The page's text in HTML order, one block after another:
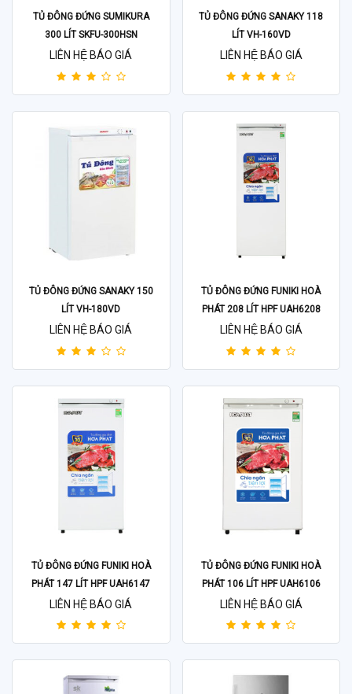
TỦ ĐÔNG ĐỨNG SUMIKURA
300 LÍT SKFU-300HSN
LIÊN HỆ BÁO GIÁ
TỦ ĐÔNG ĐỨNG SANAKY 118
LÍT VH-160VD
LIÊN HỆ BÁO GIÁ
TỦ ĐÔNG ĐỨNG SANAKY 150
LÍT VH-180VD
LIÊN HỆ BÁO GIÁ
TỦ ĐÔNG ĐỨNG FUNIKI HOÀ
PHÁT 208 LÍT HPF UAH6208
LIÊN HỆ BÁO GIÁ
TỦ ĐÔNG ĐỨNG FUNIKI HOÀ
PHÁT 147 LÍT HPF UAH6147
LIÊN HỆ BÁO GIÁ
TỦ ĐÔNG ĐỨNG FUNIKI HOÀ
PHÁT 106 LÍT HPF UAH6106
LIÊN HỆ BÁO GIÁ